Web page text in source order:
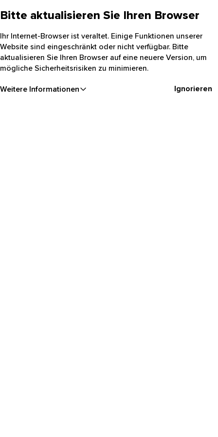
Bitte aktualisieren Sie Ihren Browser
Ihr Internet-Browser ist veraltet. Einige Funktionen unserer
Website sind eingeschränkt oder nicht verfügbar. Bitte
aktualisieren Sie Ihren Browser auf eine neuere Version, um
mögliche Sicherheitsrisiken zu minimieren.
Weitere Informationen Ignorieren